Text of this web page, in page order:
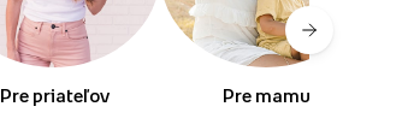
Pre priateľov Pre mamu